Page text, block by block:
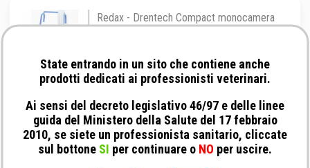
Redax - Drentech Compact monocamera
per drenaggio toracico
Teleflex - Catetere Uretrale
1,7 mm x 70 cm
State entrando in un sito che contiene anche
prodotti dedicati ai professionisti veterinari.
Ai sensi del decreto legislativo 46/97 e delle linee
guida del Ministero della Salute del 17 febbraio
2010, se siete un professionista sanitario, cliccate
sul bottone SI per continuare o NO per uscire.